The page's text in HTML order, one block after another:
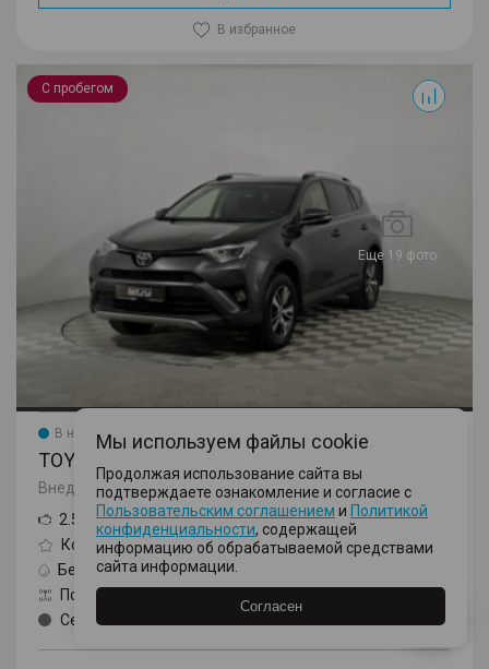
В избранное
С пробегом
Еще 19 фото
RAV4
В наличии
TOYOTA RAV4
Внедорожник, IV поколение (CA40) Рестайлинг
2.5 AT (180 л.с.) 4WD
Комфорт
Бензин
Полный
Серый
Мы используем файлы cookie
Продолжая использование сайта вы
подтверждаете ознакомление и согласие с
Пользовательским соглашением и Политикой
конфиденциальности, содержащей
информацию об обрабатываемой средствами
сайта информации.
Согласен